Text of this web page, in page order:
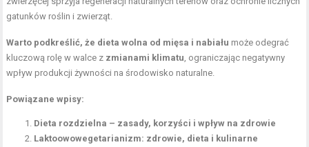
gatunków roślin i zwierząt.
Warto podkreślić, że dieta wolna od mięsa i nabiału może odegrać
kluczową rolę w walce z zmianami klimatu , ograniczając negatywny
wpływ produkcji żywności na środowisko naturalne.
Powiązane wpisy:
Dieta rozdzielna – zasady, korzyści i wpływ na zdrowie
Laktoowowegetarianizm: zdrowie, dieta i kulinarne